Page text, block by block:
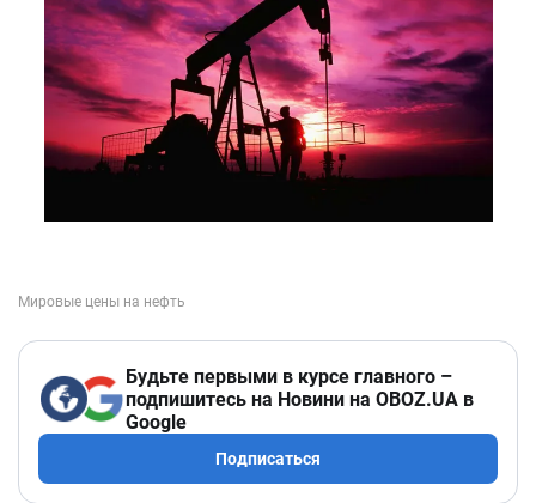
Будьте первыми в курсе главного –
подпишитесь на Новини на OBOZ.UA в
Google
Подписаться